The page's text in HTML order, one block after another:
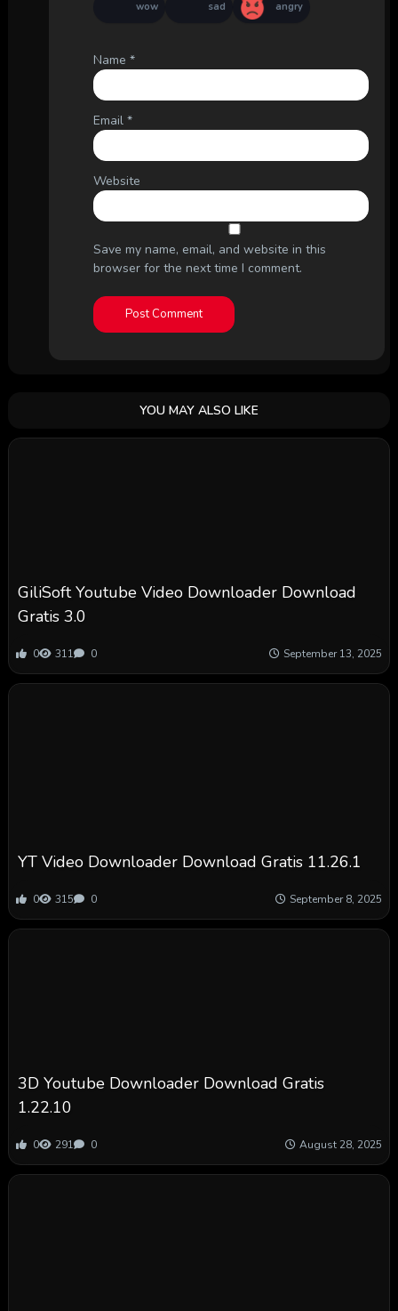
wow sad angry
Name *
Email *
Website
Save my name, email, and website in this
browser for the next time I comment.
YOU MAY ALSO LIKE
GiliSoft Youtube Video Downloader Download
Gratis 3.0
0 311 0 September 13, 2025
YT Video Downloader Download Gratis 11.26.1
0 315 0 September 8, 2025
3D Youtube Downloader Download Gratis
1.22.10
0 291 0 August 28, 2025